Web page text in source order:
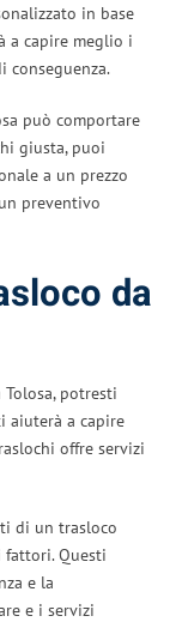
in base
a capire meglio i
può comportare
giusta, puoi
a un prezzo
preventivo
da
potresti
aiuterà a capire
offre servizi
di un trasloco
fattori. Questi
e la
e i servizi